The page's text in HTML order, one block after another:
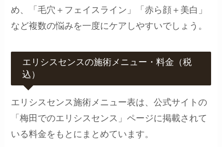
め、「毛穴＋フェイスライン」「赤ら顔＋美白」
など複数の悩みを一度にケアしやすいでしょう。
エリシスセンスの施術メニュー・料金（税
込）
エリシスセンス施術メニュー表は、公式サイトの
「梅田でのエリシスセンス」ページに掲載されて
いる料金をもとにまとめています。